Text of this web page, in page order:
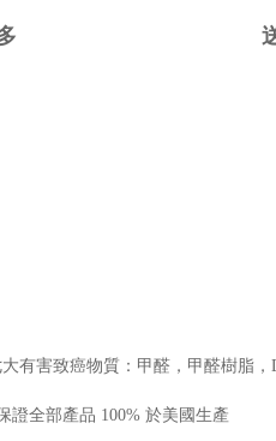
害致癌物質：甲醛，甲醛樹脂
證全部產品 100% 於美國生產